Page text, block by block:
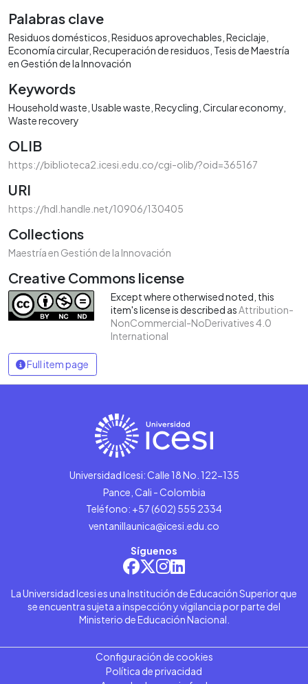
Palabras clave
Residuos domésticos Residuos aprovechables Reciclaje
Economía circular Recuperación de residuos Tesis de Maestría
en Gestión de la Innovación
Keywords
Household waste Usable waste Recycling Circular economy
Waste recovery
OLIB
https://biblioteca2.icesi.edu.co/cgi-olib/?oid=365167
URI
https://hdl.handle.net/10906/130405
Collections
Maestría en Gestión de la Innovación
Creative Commons license
Except where otherwised noted, this
item's license is described asAttribution-
NonCommercial-NoDerivatives 4.0
International
Full item page
Universidad Icesi: Calle 18 No. 122-135
Pance, Cali - Colombia
Teléfono: +57 (602) 555 2334
ventanillaunica@icesi.edu.co
Síguenos
La Universidad Icesi es una Institución de Educación Superior que
se encuentra sujeta a inspección y vigilancia por parte del
Ministerio de Educación Nacional.
Configuración de cookies
Política de privacidad